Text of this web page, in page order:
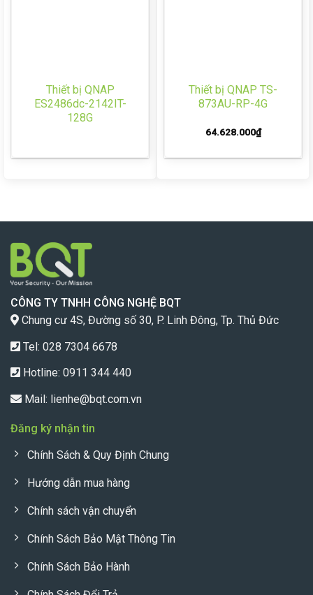
Thiết bị QNAP
ES2486dc-2142IT-
128G
Thiết bị QNAP TS-
873AU-RP-4G
64.628.000₫
CÔNG TY TNHH CÔNG NGHỆ BQT
Chung cư 4S, Đường số 30, P. Linh Đông, Tp. Thủ Đức
Tel: 028 7304 6678
Hotline: 0911 344 440
Mail: lienhe@bqt.com.vn
Đăng ký nhận tin
Chính Sách & Quy Định Chung
Hướng dẫn mua hàng
Chính sách vận chuyển
Chính Sách Bảo Mật Thông Tin
Chính Sách Bảo Hành